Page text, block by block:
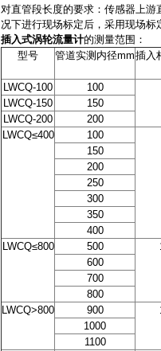
对直管段长度的要求：传感器上
况下进行现场标定后，采用现场标
插入式涡轮流量计的测量范围：
型号
管道实测内径mm插入
LWCQ-100
100
LWCQ-150
150
LWCQ-200
200
LWCQ≤400
100
150
200
250
300
350
400
LWCQ≤800
500
600
700
800
LWCQ>800
900
1000
1100